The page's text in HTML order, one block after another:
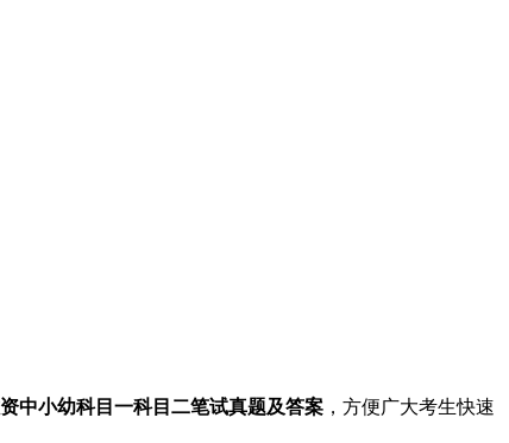
中小幼科目一科目二笔试真题及答案 ，方便广大考生快速